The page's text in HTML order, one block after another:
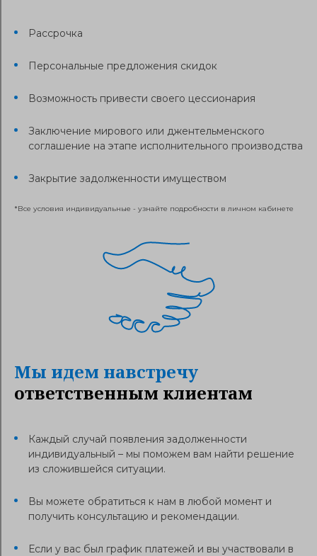
Рассрочка
Персональные предложения скидок
Возможность привести своего цессионария
Заключение мирового или джентельменского
соглашение на этапе исполнительного производства
Закрытие задолженности имуществом
*Все условия индивидуальные - узнайте подробности в личном кабинете
Мы идем навстречу
ответственным клиентам
Каждый случай появления задолженности
индивидуальный – мы поможем вам найти решение
из сложившейся ситуации.
Вы можете обратиться к нам в любой момент и
получить консультацию и рекомендации.
Если у вас был график платежей и вы участвовали в